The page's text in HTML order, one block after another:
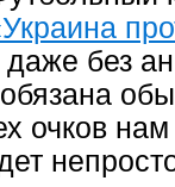
без
очков